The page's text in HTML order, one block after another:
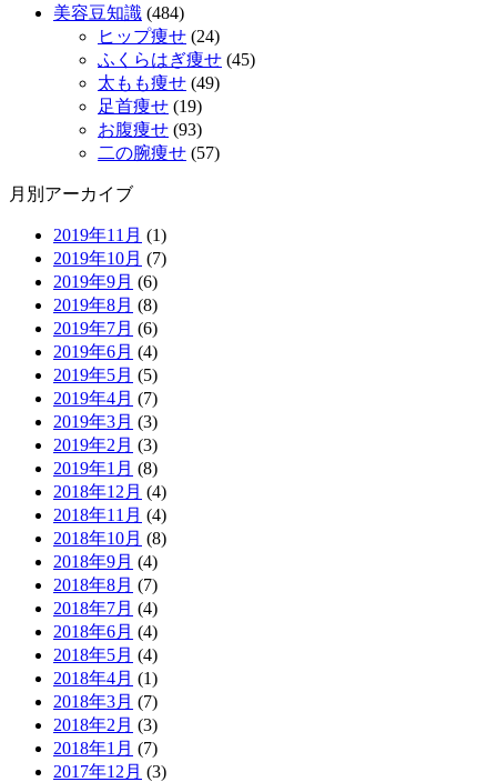
美容豆知識 (484)
ヒップ痩せ (24)
ふくらはぎ痩せ (45)
太もも痩せ (49)
足首痩せ (19)
お腹痩せ (93)
二の腕痩せ (57)
月別アーカイブ
2019年11月 (1)
2019年10月 (7)
2019年9月 (6)
2019年8月 (8)
2019年7月 (6)
2019年6月 (4)
2019年5月 (5)
2019年4月 (7)
2019年3月 (3)
2019年2月 (3)
2019年1月 (8)
2018年12月 (4)
2018年11月 (4)
2018年10月 (8)
2018年9月 (4)
2018年8月 (7)
2018年7月 (4)
2018年6月 (4)
2018年5月 (4)
2018年4月 (1)
2018年3月 (7)
2018年2月 (3)
2018年1月 (7)
2017年12月 (3)